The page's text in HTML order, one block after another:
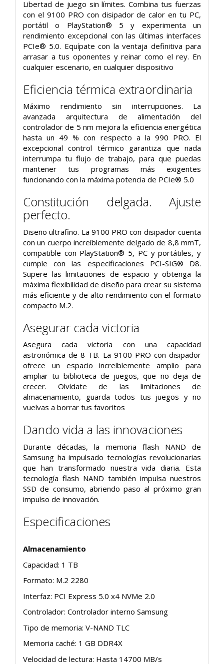
Libertad de juego sin límites. Combina tus fuerzas
con el 9100 PRO con disipador de calor en tu PC,
portátil o PlayStation® 5 y experimenta un
rendimiento excepcional con las últimas interfaces
PCIe® 5.0. Equípate con la ventaja definitiva para
arrasar a tus oponentes y reinar como el rey. En
cualquier escenario, en cualquier dispositivo
Eficiencia térmica extraordinaria
Máximo rendimiento sin interrupciones. La
avanzada arquitectura de alimentación del
controlador de 5 nm mejora la eficiencia energética
hasta un 49 % con respecto a la 990 PRO. El
excepcional control térmico garantiza que nada
interrumpa tu flujo de trabajo, para que puedas
mantener tus programas más exigentes
funcionando con la máxima potencia de PCIe® 5.0
Constitución delgada. Ajuste
perfecto.
Diseño ultrafino. La 9100 PRO con disipador cuenta
con un cuerpo increíblemente delgado de 8,8 mmT,
compatible con PlayStation® 5, PC y portátiles, y
cumple con las especificaciones PCI-SIG® D8.
Supere las limitaciones de espacio y obtenga la
máxima flexibilidad de diseño para crear su sistema
más eficiente y de alto rendimiento con el formato
compacto M.2.
Asegurar cada victoria
Asegura cada victoria con una capacidad
astronómica de 8 TB. La 9100 PRO con disipador
ofrece un espacio increíblemente amplio para
ampliar tu biblioteca de juegos, que no deja de
crecer. Olvídate de las limitaciones de
almacenamiento, guarda todos tus juegos y no
vuelvas a borrar tus favoritos
Dando vida a las innovaciones
Durante décadas, la memoria flash NAND de
Samsung ha impulsado tecnologías revolucionarias
que han transformado nuestra vida diaria. Esta
tecnología flash NAND también impulsa nuestros
SSD de consumo, abriendo paso al próximo gran
impulso de innovación.
Especificaciones
Almacenamiento
Capacidad: 1 TB
Formato: M.2 2280
Interfaz: PCI Express 5.0 x4 NVMe 2.0
Controlador: Controlador interno Samsung
Tipo de memoria: V-NAND TLC
Memoria caché: 1 GB DDR4X
Velocidad de lectura: Hasta 14700 MB/s